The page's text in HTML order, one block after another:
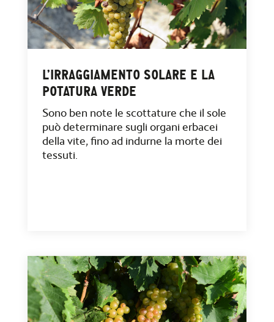
L’IRRAGGIAMENTO SOLARE E LA
POTATURA VERDE
Sono ben note le scottature che il sole
può determinare sugli organi erbacei
della vite, fino ad indurne la morte dei
tessuti.